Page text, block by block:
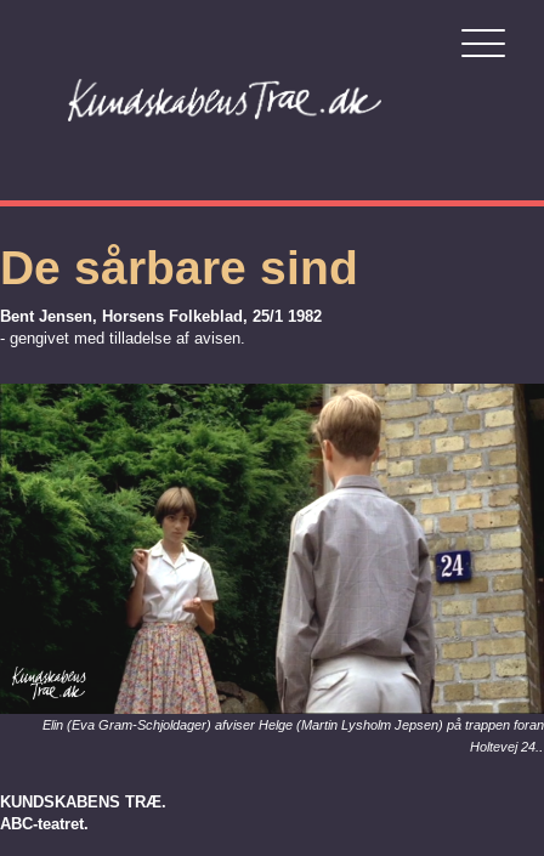
De sårbare sind
Bent Jensen, Horsens Folkeblad, 25/1 1982
- gengivet med tilladelse af avisen.
Elin (Eva Gram-Schjoldager) afviser Helge (Martin Lysholm Jepsen) på trappen foran
Holtevej 24.
KUNDSKABENS TRÆ.
ABC-teatret.